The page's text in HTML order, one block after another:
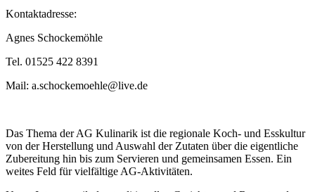
Kontaktadresse:
Agnes Schockemöhle
Tel. 01525 422 8391
Mail: a.schockemoehle@live.de
Das Thema der AG Kulinarik ist die regionale Koch- und Esskultur
von der Herstellung und Auswahl der Zutaten über die eigentliche
Zubereitung hin bis zum Servieren und gemeinsamen Essen. Ein
weites Feld für vielfältige AG-Aktivitäten.